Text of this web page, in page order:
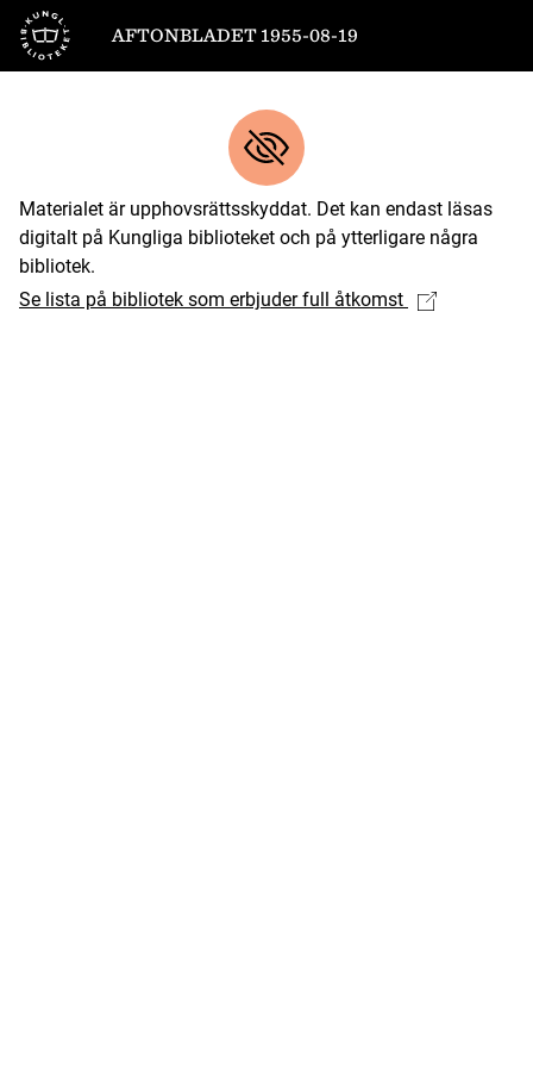
Till startsidan
AFTONBLADET 1955-08-19
Materialet är upphovsrättsskyddat. Det kan endast läsas
digitalt på Kungliga biblioteket och på ytterligare några
bibliotek.
Se lista på bibliotek som erbjuder full åtkomst